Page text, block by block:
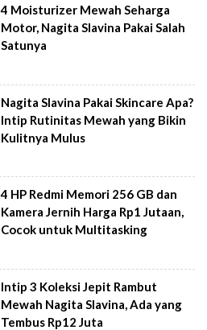
4 Moisturizer Mewah Seharga
Motor, Nagita Slavina Pakai Salah
Satunya
Nagita Slavina Pakai Skincare Apa?
Intip Rutinitas Mewah yang Bikin
Kulitnya Mulus
4 HP Redmi Memori 256 GB dan
Kamera Jernih Harga Rp1 Jutaan,
Cocok untuk Multitasking
Intip 3 Koleksi Jepit Rambut
Mewah Nagita Slavina, Ada yang
Tembus Rp12 Juta